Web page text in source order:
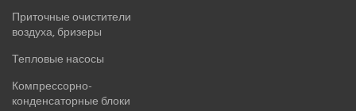
Приточные очистители
воздуха, бризеры
Тепловые насосы
Компрессорно-
конденсаторные блоки